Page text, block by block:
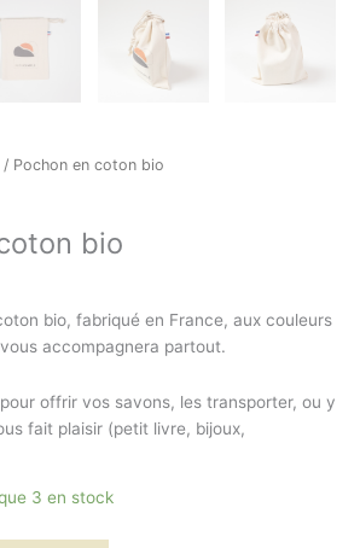
/ Pochon en coton bio
bio
bio, fabriqué en France, aux couleurs
accompagnera partout.
offrir vos savons, les transporter, ou y
fait plaisir (petit livre, bijoux,
3 en stock